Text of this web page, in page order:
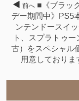
前へ ■《ブラッ
デー期間中》PS5
ンテンドースイ
ト、スプラトゥー
古）をスペシャル
用意しておりま